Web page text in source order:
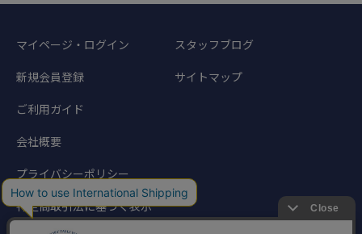
マイページ・ログイン
新規会員登録
ご利用ガイド
会社概要
プライバシーポリシー
特定商取引法に基づく表示
スタッフブログ
サイトマップ